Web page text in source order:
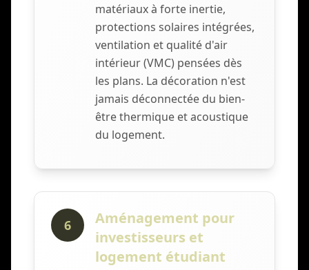
matériaux à forte inertie,
protections solaires intégrées,
ventilation et qualité d'air
intérieur (VMC) pensées dès
les plans. La décoration n'est
jamais déconnectée du bien-
être thermique et acoustique
du logement.
6
Aménagement pour
investisseurs et
logement étudiant